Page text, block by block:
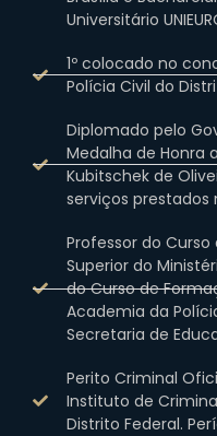
Universitário
1º colocado no
Polícia Civil do
Diplomado pelo
Medalha de Honra
Kubitschek de
serviços prestados
Professor do
Superior do
do Curso de
Academia da
Secretaria de
Perito Criminal
Instituto de
Distrito Federal.